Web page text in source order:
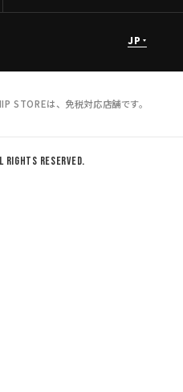
JP
STOREは、免税対応店舗です。
rights reserved.